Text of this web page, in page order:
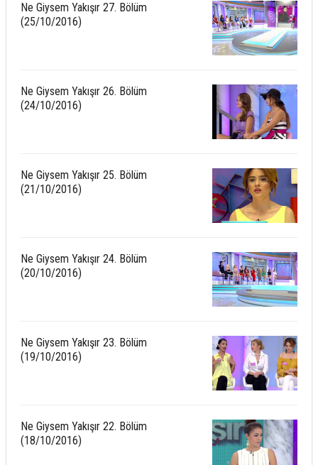
Ne Giysem Yakışır 27. Bölüm
(25/10/2016)
Ne Giysem Yakışır 26. Bölüm
(24/10/2016)
Ne Giysem Yakışır 25. Bölüm
(21/10/2016)
Ne Giysem Yakışır 24. Bölüm
(20/10/2016)
Ne Giysem Yakışır 23. Bölüm
(19/10/2016)
Ne Giysem Yakışır 22. Bölüm
(18/10/2016)